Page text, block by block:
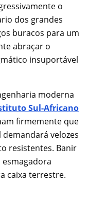
o
dos grandes
buracos para um
abraçar o
insuportável
moderna
Sul-Africano
firmemente que
velozes
resistentes. Banir
caixa terrestre.